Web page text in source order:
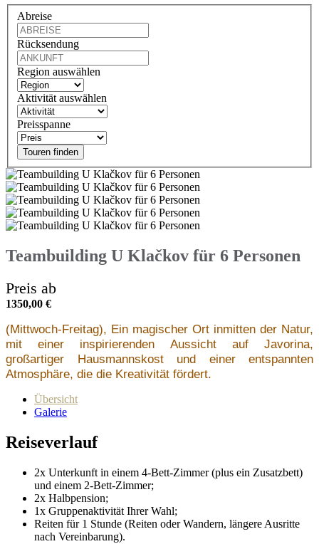
Abreise
Rücksendung
Region auswählen
Aktivität auswählen
Preisspanne
Touren finden
Teambuilding U Klačkov für 6 Personen
Preis ab
1350,00 €
(Mittwoch-Freitag), Ein magischer Ort inmitten der Natur,
mit einer inspirierenden Aussicht auf Javorina,
großartiger Hausmannskost und einer entspannten
Atmosphäre, die die Kreativität fördert.
Übersicht
Galerie
Reiseverlauf
2x Unterkunft in einem 4-Bett-Zimmer (plus ein Zusatzbett)
und einem 2-Bett-Zimmer;
2x Halbpension;
1x Gruppenaktivität Ihrer Wahl;
Reiten für 1 Stunde (Reiten oder Wandern, längere Ausritte
nach Vereinbarung).